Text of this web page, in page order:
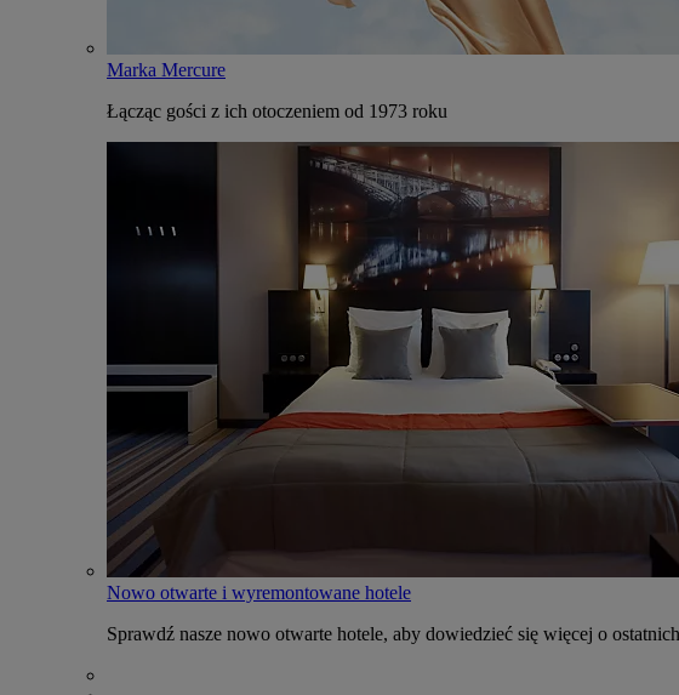
Marka Mercure
Łącząc gości z ich otoczeniem od 1973 roku
Nowo otwarte i wyremontowane hotele
Sprawdź nasze nowo otwarte hotele, aby dowiedzieć się więcej o